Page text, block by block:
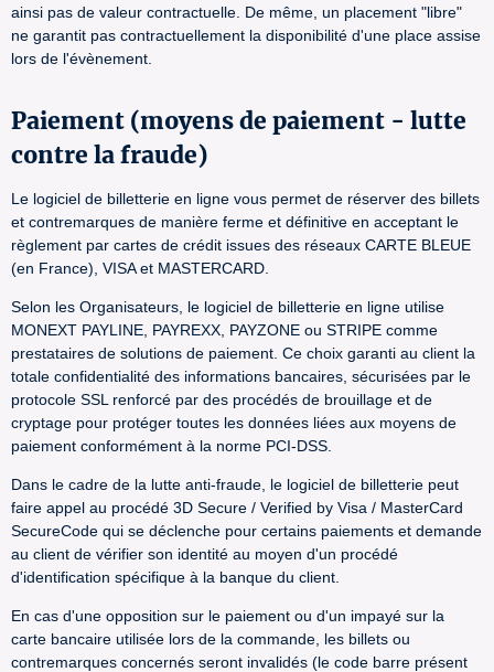
ainsi pas de valeur contractuelle. De même, un placement "libre"
ne garantit pas contractuellement la disponibilité d'une place assise
lors de l'évènement.
Paiement (moyens de paiement - lutte
contre la fraude)
Le logiciel de billetterie en ligne vous permet de réserver des billets
et contremarques de manière ferme et définitive en acceptant le
règlement par cartes de crédit issues des réseaux CARTE BLEUE
(en France), VISA et MASTERCARD.
Selon les Organisateurs, le logiciel de billetterie en ligne utilise
MONEXT PAYLINE, PAYREXX, PAYZONE ou STRIPE comme
prestataires de solutions de paiement. Ce choix garanti au client la
totale confidentialité des informations bancaires, sécurisées par le
protocole SSL renforcé par des procédés de brouillage et de
cryptage pour protéger toutes les données liées aux moyens de
paiement conformément à la norme PCI-DSS.
Dans le cadre de la lutte anti-fraude, le logiciel de billetterie peut
faire appel au procédé 3D Secure / Verified by Visa / MasterCard
SecureCode qui se déclenche pour certains paiements et demande
au client de vérifier son identité au moyen d'un procédé
d'identification spécifique à la banque du client.
En cas d'une opposition sur le paiement ou d'un impayé sur la
carte bancaire utilisée lors de la commande, les billets ou
contremarques concernés seront invalidés (le code barre présent